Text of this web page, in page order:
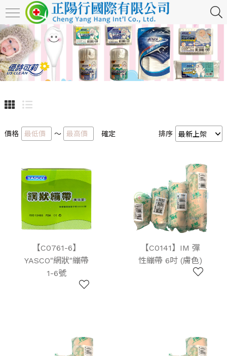
價格 ～ 確定 排序
【C0761-6】
YASCO"網狀"繃帶
1-6號
【C0141】IM 彈
性繃帶 6吋 (膚色)